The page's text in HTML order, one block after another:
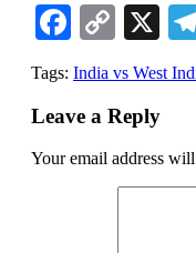
Copy
Link
X
Tags: India vs West
Leave a Reply
Your email address